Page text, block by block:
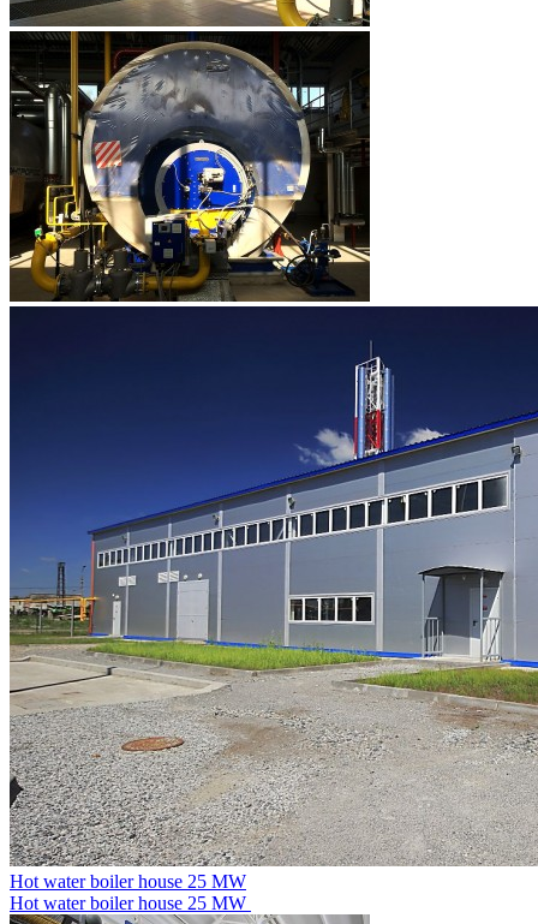
Hot water boiler house 25 MW
Hot water boiler house 25 MW